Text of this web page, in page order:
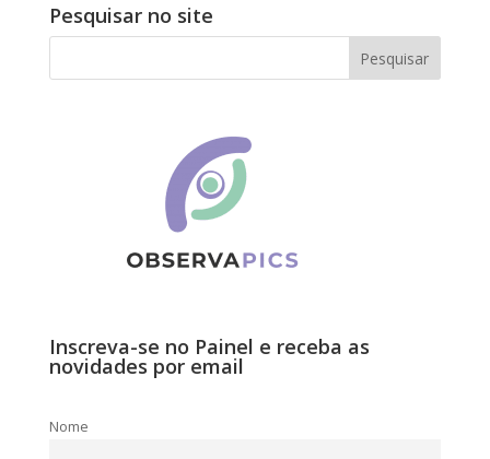
Pesquisar no site
Inscreva-se no Painel e receba as
novidades por email
Nome